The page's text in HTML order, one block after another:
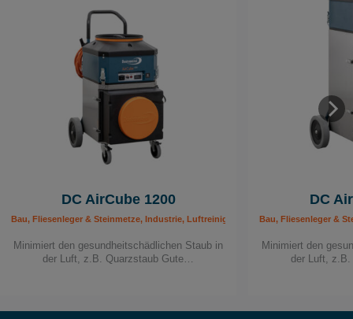
DC AirCube 1200
Bau, Fliesenleger & Steinmetze, Industrie, Luftreiniger, Maler & Lackierer, Mobile
Minimiert den gesundheitschädlichen Staub in
der Luft, z.B. Quarzstaub Gute…
DC
Bau, Fliesenleger &
Minimiert den
der Luft,